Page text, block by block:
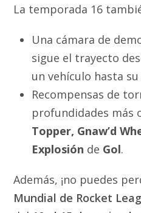
La temporada 16
Una cámara de
sigue el trayecto
un vehículo hasta
Recompensas de
profundidades más
Topper, Gnaw’d
Explosión de Gol.
Además, ¡no puedes
Mundial de Rocket